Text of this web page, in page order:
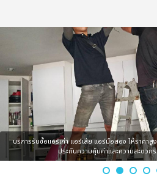
บริการรับซื้อแอร์เก่า แอร์เสีย แอร์มือสอง ให้ราค
ประกันความคุ้มค่าและความสะดวกร